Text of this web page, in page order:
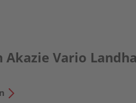
Vario